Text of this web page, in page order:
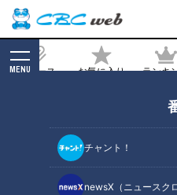
ニュース お気に入り ランキ
MENU
チャント！
newsX（ニュースク
ム大聖堂で今日も続
記